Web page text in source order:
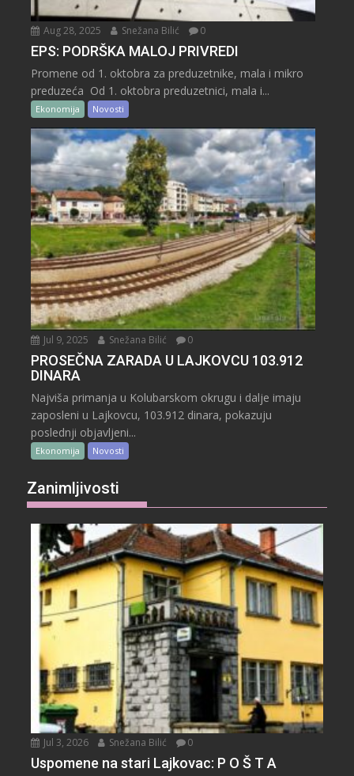
Aug 28, 2025 Snežana Bilić 0
EPS: PODRŠKA MALOJ PRIVREDI
Promene od 1. oktobra za preduzetnike, mala i mikro
preduzeća Od 1. oktobra preduzetnici, mala i...
Ekonomija Novosti
Jul 9, 2025 Snežana Bilić 0
PROSEČNA ZARADA U LAJKOVCU 103.912
DINARA
Najviša primanja u Kolubarskom okrugu i dalje imaju
zaposleni u Lajkovcu, 103.912 dinara, pokazuju
poslednji objavljeni...
Ekonomija Novosti
Zanimljivosti
Jul 3, 2026 Snežana Bilić 0
Uspomene na stari Lajkovac: P O Š T A